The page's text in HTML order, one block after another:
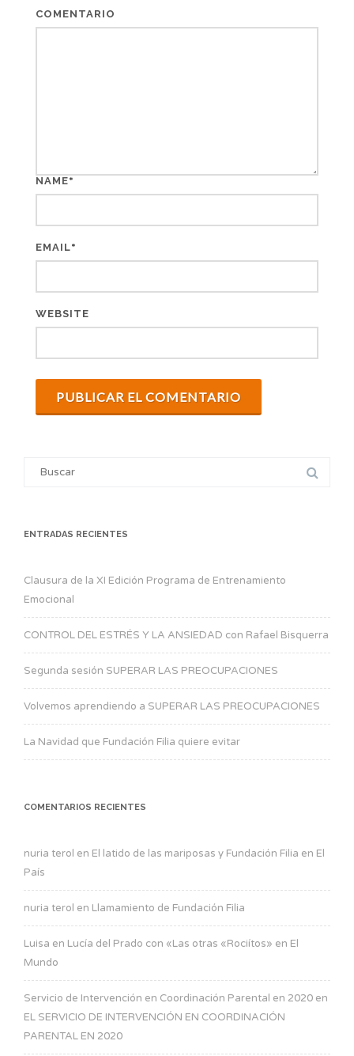
COMENTARIO
NAME*
EMAIL*
WEBSITE
ENTRADAS RECIENTES
Clausura de la XI Edición Programa de Entrenamiento
Emocional
CONTROL DEL ESTRÉS Y LA ANSIEDAD con Rafael Bisquerra
Segunda sesión SUPERAR LAS PREOCUPACIONES
Volvemos aprendiendo a SUPERAR LAS PREOCUPACIONES
La Navidad que Fundación Filia quiere evitar
COMENTARIOS RECIENTES
nuria terol en El latido de las mariposas y Fundación Filia en El
País
nuria terol en Llamamiento de Fundación Filia
Luisa en Lucía del Prado con «Las otras «Rociítos» en El
Mundo
Servicio de Intervención en Coordinación Parental en 2020 en
EL SERVICIO DE INTERVENCIÓN EN COORDINACIÓN
PARENTAL EN 2020